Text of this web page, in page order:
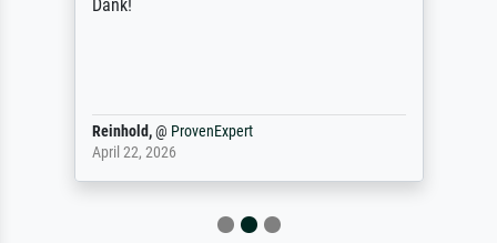
Dank!
Reinhold,@ ProvenExpert
April 22, 2026